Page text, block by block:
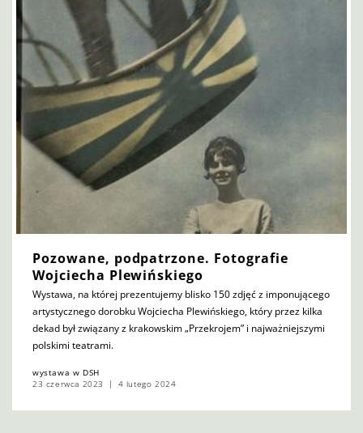
Pozowane, podpatrzone. Fotografie
Wojciecha Plewińskiego
Wystawa, na której prezentujemy blisko 150 zdjęć z imponującego
artystycznego dorobku Wojciecha Plewińskiego, który przez kilka
dekad był związany z krakowskim „Przekrojem” i najważniejszymi
polskimi teatrami.
wystawa w DSH
23 czerwca 2023
4 lutego 2024